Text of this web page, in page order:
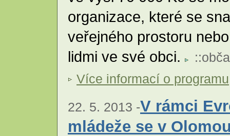
organizace, které se
veřejného prostoru
lidmi ve své obci.
::
Více informací o programu
22. 5. 2013 -V rámci
mládeže se v